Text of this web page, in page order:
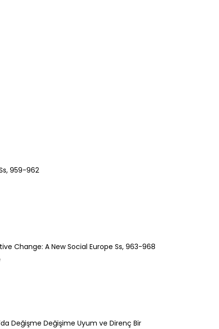
959-962
Change: A New Social Europe Ss, 963-968
Değişme Değişime Uyum ve Direnç Bir